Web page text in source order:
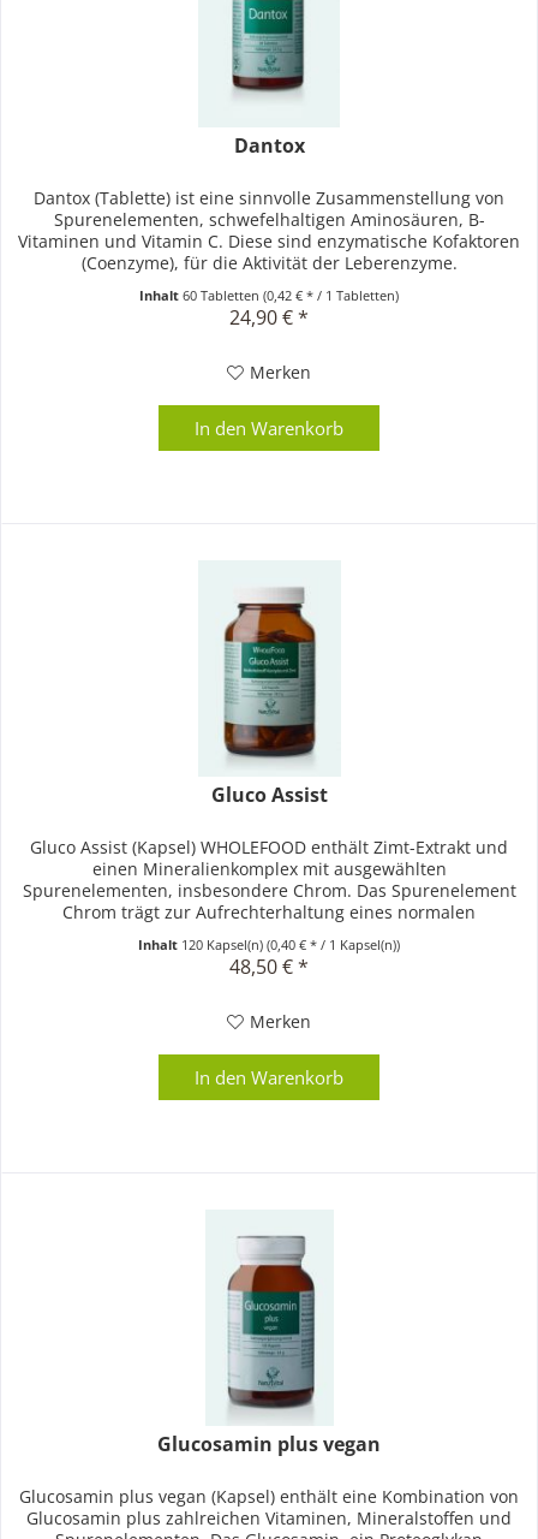
Dantox
Dantox (Tablette) ist eine sinnvolle Zusammenstellung von
Spurenelementen, schwefelhaltigen Aminosäuren, B-
Vitaminen und Vitamin C. Diese sind enzymatische Kofaktoren
(Coenzyme), für die Aktivität der Leberenzyme.
Inhalt60 Tabletten(0,42 € * / 1 Tabletten)
24,90 € *
Merken
In den Warenkorb
Gluco Assist
Gluco Assist (Kapsel) WHOLEFOOD enthält Zimt-Extrakt und
einen Mineralienkomplex mit ausgewählten
Spurenelementen, insbesondere Chrom. Das Spurenelement
Chrom trägt zur Aufrechterhaltung eines normalen
Inhalt 120 Kapsel(n)(0,40 € * / 1 Kapsel(n))
48,50 € *
Merken
In den Warenkorb
Glucosamin plus vegan
Glucosamin plus vegan (Kapsel) enthält eine Kombination von
Glucosamin plus zahlreichen Vitaminen, Mineralstoffen und